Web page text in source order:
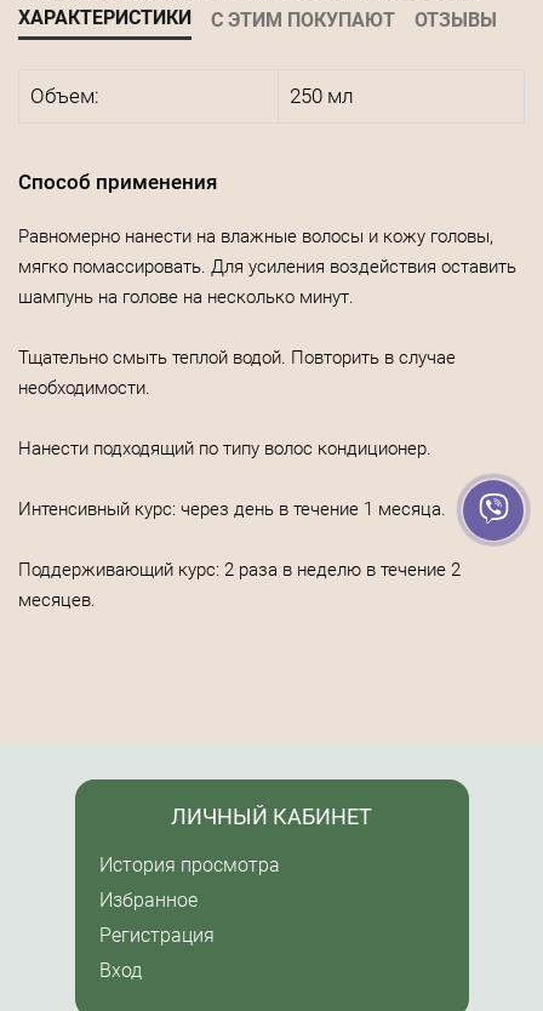
ХАРАКТЕРИСТИКИ С ЭТИМ ПОКУПАЮТ ОТЗЫВЫ
Объем: 250 мл
Способ применения
Равномерно нанести на влажные волосы и кожу головы,
мягко помассировать. Для усиления воздействия оставить
шампунь на голове на несколько минут.
Тщательно смыть теплой водой. Повторить в случае
необходимости.
Нанести подходящий по типу волос кондиционер.
Интенсивный курс: через день в течение 1 месяца.
Поддерживающий курс: 2 раза в неделю в течение 2
месяцев.
ЛИЧНЫЙ КАБИНЕТ
История просмотра
Избранное
Регистрация
Вход